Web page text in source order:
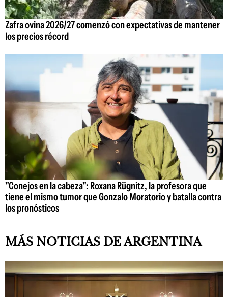
Zafra ovina 2026/27 comenzó con expectativas de mantener
los precios récord
"Conejos en la cabeza": Roxana Rügnitz, la profesora que
tiene el mismo tumor que Gonzalo Moratorio y batalla contra
los pronósticos
MÁS NOTICIAS DE ARGENTINA